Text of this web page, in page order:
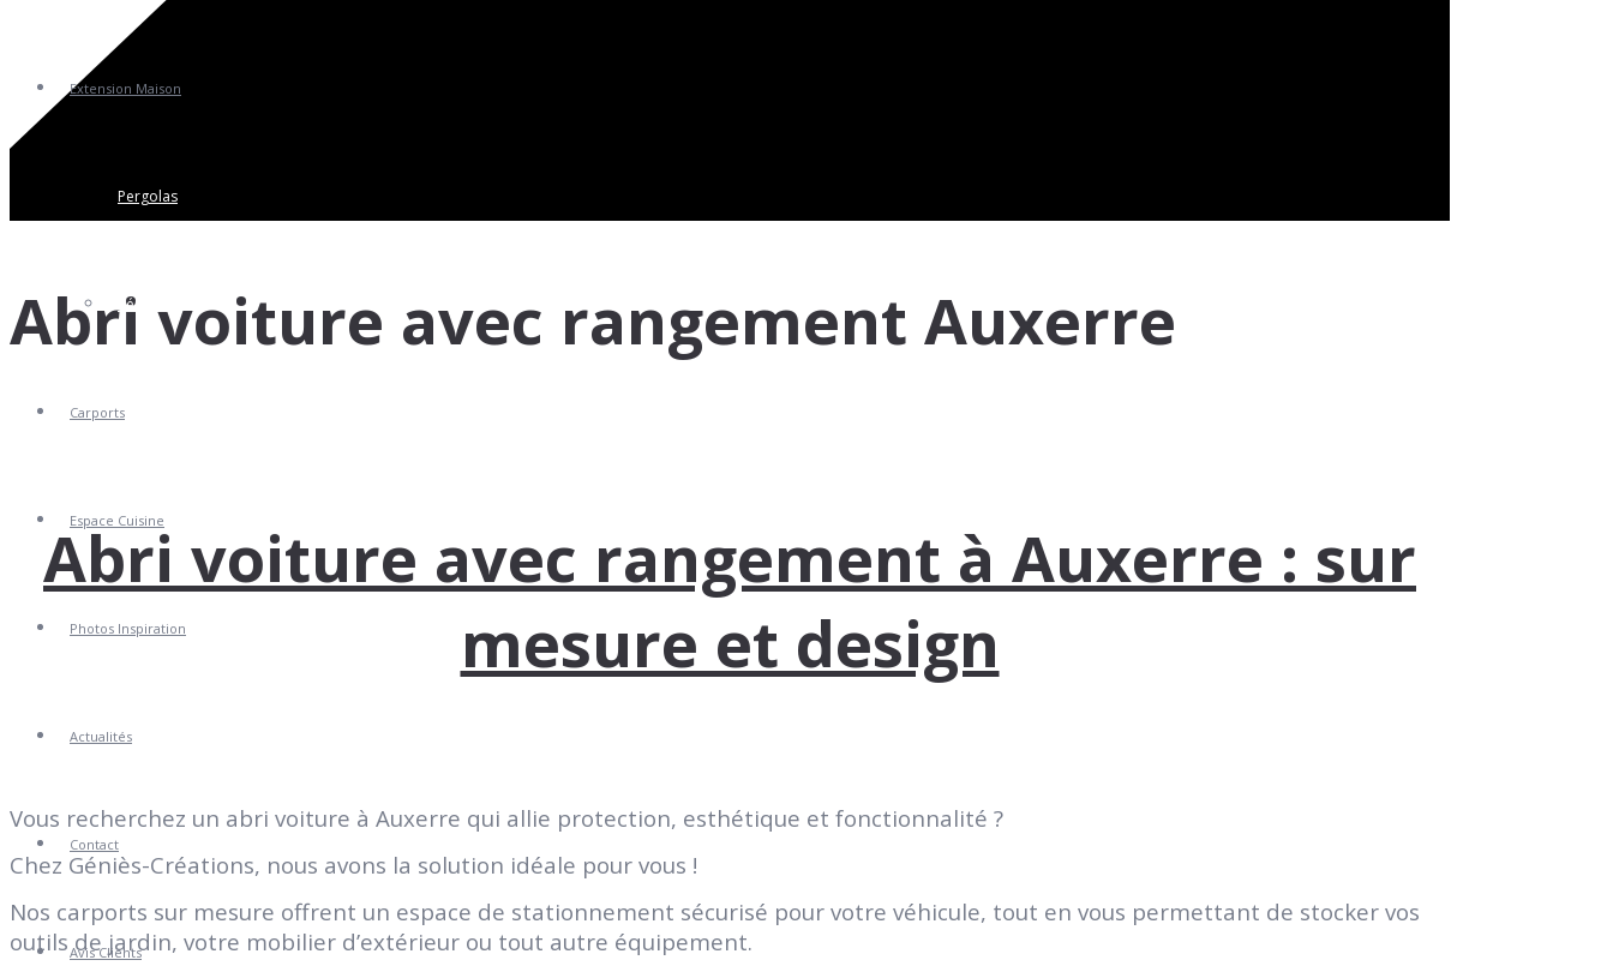
Extension Maison
Pergolas
Vérandas
Carports
Espace Cuisine
Photos Inspiration
Actualités
Contact
Avis Clients
Abri voiture avec rangement Auxerre
Abri voiture avec rangement à Auxerre : sur
mesure et design
Vous recherchez un abri voiture à Auxerre qui allie protection, esthétique et fonctionnalité ?
Chez Géniès-Créations, nous avons la solution idéale pour vous !
Nos carports sur mesure offrent un espace de stationnement sécurisé pour votre véhicule, tout en vous permettant de stocker vos
outils de jardin, votre mobilier d’extérieur ou tout autre équipement.